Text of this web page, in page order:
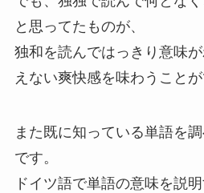
と思ってたものが、
独和を読んではっきり意味
えない爽快感を味わうことが
また既に知っている単語を
です。
ドイツ語で単語の意味を説